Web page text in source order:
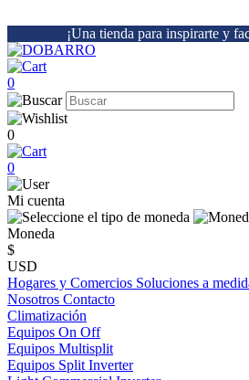
¡Una tienda para inspirarte y
0
0
0
Mi cuenta
Moneda
$
USD
Hogares y Comercios Soluciones a
Nosotros Contacto
Climatización
Equipos On Off
Equipos Multisplit
Equipos Split Inverter